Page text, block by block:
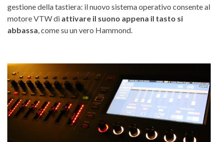
gestione della tastiera: il nuovo sistema operativo consente al
motore VTW di attivare il suono appena il tasto si
abbassa, come su un vero Hammond.